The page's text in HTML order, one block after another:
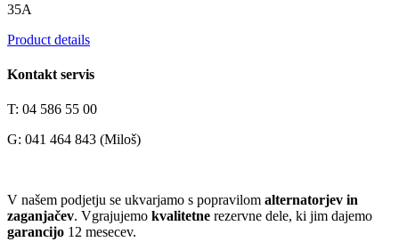
35A
Product details
Kontakt servis
T: 04 586 55 00
G: 041 464 843 (Miloš)
V našem podjetju se ukvarjamo s popravilom alternatorjev in
zaganjačev. Vgrajujemo kvalitetne rezervne dele, ki jim dajemo
garancijo 12 mesecev.